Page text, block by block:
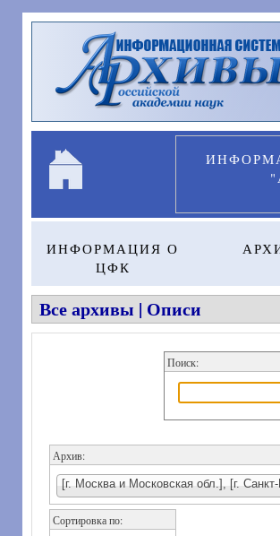
Перейти к основному содержанию
ИНФОРМАЦИЯ О
ЦФК
Все архивы | Описи
Поиск:
Архив:
[г. Москва и Московская обл.], [г.
Сортировка по: